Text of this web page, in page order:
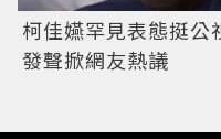
柯佳嬿罕見表態挺
發聲掀網友熱議